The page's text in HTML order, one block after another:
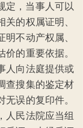
定，当事人可以
的权属证明、
明不动产权属、
的重要依据。
人向法庭提供或
查搜集的鉴定材
误的复印件。
人民法院应当组